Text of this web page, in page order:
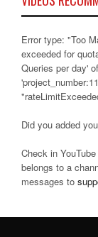
Error type: "Too
exceeded for
Queries per day'
Did you added
Check in
belongs to a
messages to